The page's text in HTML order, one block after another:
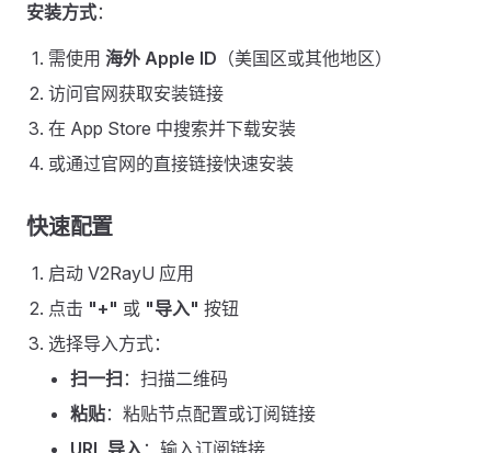
安装方式：
需使用 海外 Apple ID （美国区或其他地区）
访问官网获取安装链接
在 App Store 中搜索并下载安装
或通过官网的直接链接快速安装
快速配置
启动 V2RayU 应用
点击 "+" 或 "导入" 按钮
选择导入方式：
扫一扫 ：扫描二维码
粘贴：粘贴节点配置或订阅链接
URL 导入 ：输入订阅链接